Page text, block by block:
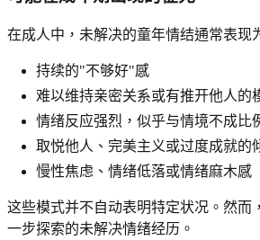
在成人中，未解决的童年情结通常表现
持续的"不够好"感
难以维持亲密关系或有推开他人的
情绪反应强烈，似乎与情境不成比
取悦他人、完美主义或过度成就的
慢性焦虑、情绪低落或情绪麻木感
这些模式并不自动表明特定状况。然而
一步探索的未解决情绪经历。